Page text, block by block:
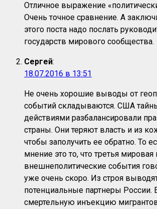
Отличное выражение
Очень точное сравнение. А
этого поста надо послать
государств мирового сообщества.
Сергей:
18.07.2016 в 13:51
Не очень хорошие выводы от
событий складываются. США
действиями разбалансировали
страны. Они теряют власть и из
чтобы заполучить ее обратно. То
мнение это то, что третья
внешнеполитические события
уже очень скоро. Из строя
потенциальные партнеры России.
смертельную инъекцию